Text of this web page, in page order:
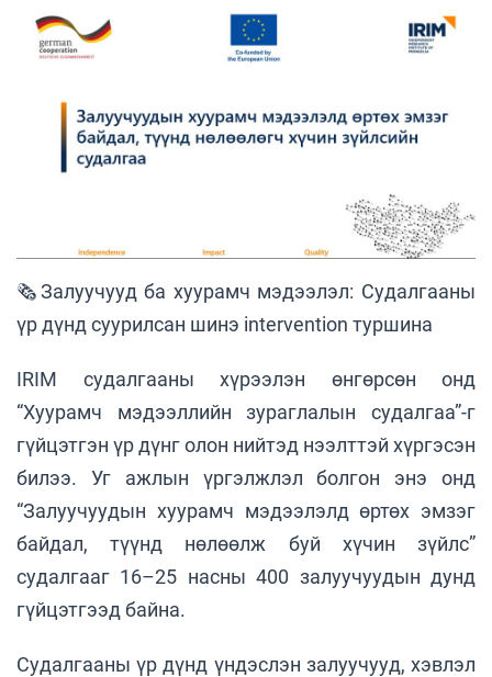
🗞Залуучууд ба хуурамч мэдээлэл: Судалгааны
үр дүнд суурилсан шинэ intervention туршина
IRIM судалгааны хүрээлэн өнгөрсөн онд
“Хуурамч мэдээллийн зураглалын судалгаа”-г
гүйцэтгэн үр дүнг олон нийтэд нээлттэй хүргэсэн
билээ. Уг ажлын үргэлжлэл болгон энэ онд
“Залуучуудын хуурамч мэдээлэлд өртөх эмзэг
байдал, түүнд нөлөөлж буй хүчин зүйлс”
судалгааг 16–25 насны 400 залуучуудын дунд
гүйцэтгээд байна.
Судалгааны үр дүнд үндэслэн залуучууд, хэвлэл